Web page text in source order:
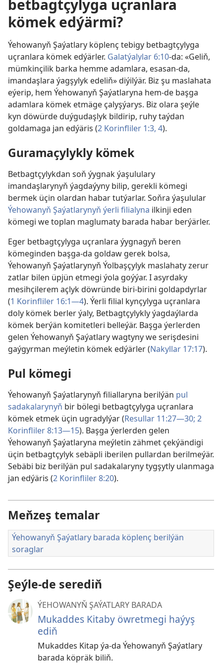
betbagtçylyga uçranlara
kömek edýärmi?
Ýehowanyň Şaýatlary köplenç tebigy betbagtçylyga
uçranlara kömek edýärler. Galatýalylar 6:10-da: «Geliň,
mümkinçilik barka hemme adamlara, esasan-da,
imandaşlara ýagşylyk edeliň» diýilýär. Biz şu maslahata
eýerip, hem Ýehowanyň Şaýatlaryna hem-de başga
adamlara kömek etmäge çalyşýarys. Biz olara şeýle
kyn döwürde duýgudaşlyk bildirip, ruhy taýdan
goldamaga jan edýäris (2 Korinfliler 1:3, 4).
Guramaçylykly kömek
Betbagtçylykdan soň ýygnak ýaşululary
imandaşlarynyň ýagdaýyny bilip, gerekli kömegi
bermek üçin olardan habar tutýarlar. Soňra ýaşulular
Ýehowanyň Şaýatlarynyň ýerli filialyna ilkinji eden
kömegi we toplan maglumaty barada habar berýärler.
Eger betbagtçylyga uçranlara ýygnagyň beren
kömeginden başga-da goldaw gerek bolsa,
Ýehowanyň Şaýatlarynyň Ýolbaşçylyk maslahaty zerur
zatlar bilen üpjün etmegi ýola goýýar. I asyrdaky
mesihçilerem açlyk döwründe biri-birini goldapdyrlar
(1 Korinfliler 16:1—4). Ýerli filial kynçylyga uçranlara
doly kömek berler ýaly, Betbagtçylykly ýagdaýlarda
kömek berýän komitetleri belleýär. Başga ýerlerden
gelen Ýehowanyň Şaýatlary wagtyny we serişdesini
gaýgyrman meýletin kömek edýärler (Nakyllar 17:17).
Pul kömegi
Ýehowanyň Şaýatlarynyň filiallaryna berilýän pul
sadakalarynyň bir bölegi betbagtçylyga uçranlara
kömek etmek üçin ugradylýar (Resullar 11:27—30; 2
Korinfliler 8:13—15). Başga ýerlerden gelen
Ýehowanyň Şaýatlaryna meýletin zähmet çekýändigi
üçin betbagtçylyk sebäpli iberilen pullardan berilmeýär.
Sebäbi biz berilýän pul sadakalaryny tygşytly ulanmaga
jan edýäris (2 Korinfliler 8:20).
Meňzeş temalar
Ýehowanyň Şaýatlary barada köplenç berilýän
soraglar
Şeýle-de serediň
ÝEHOWANYŇ ŞAÝATLARY BARADA
Mukaddes Kitaby öwretmegi haýyş
ediň
Mukaddes Kitap ýa-da Ýehowanyň Şaýatlary
barada köpräk biliň.